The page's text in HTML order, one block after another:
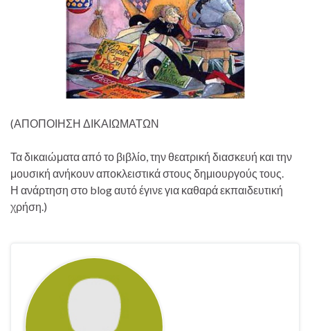
(ΑΠΟΠΟΙΗΣΗ ΔΙΚΑΙΩΜΑΤΩΝ
Τα δικαιώματα από το βιβλίο, την θεατρική διασκευή και την
μουσική ανήκουν αποκλειστικά στους δημιουργούς τους.
Η ανάρτηση στο blog αυτό έγινε για καθαρά εκπαιδευτική
χρήση.)